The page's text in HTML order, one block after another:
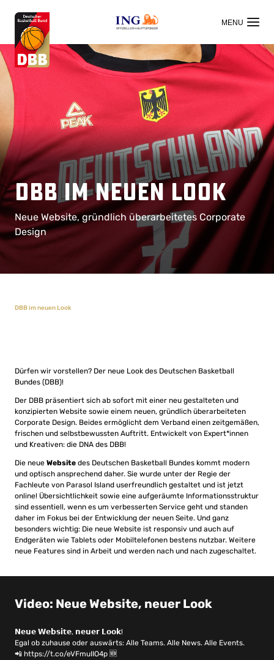
OFFIZIELLER HAUPTSPONSOR
DBB im neuen Look
Neue Website, gründlich überarbeitetes Corporate
Design
DBB im neuen Look
Dürfen wir vorstellen? Der neue Look des Deutschen Basketball
Bundes (DBB)!
Der DBB präsentiert sich ab sofort mit einer neu gestalteten und
konzipierten Website sowie einem neuen, gründlich überarbeiteten
Corporate Design. Beides ermöglicht dem Verband einen zeitgemäßen,
frischen und selbstbewussten Auftritt. Entwickelt von Expert*innen
und Kreativen: die DNA des DBB!
Die neue Website des Deutschen Basketball Bundes kommt modern
und optisch ansprechend daher. Sie wurde unter der Regie der
Fachleute von Parasol Island userfreundlich gestaltet und ist jetzt
online! Übersichtlichkeit sowie eine aufgeräumte Informationsstruktur
sind essentiell, wenn es um verbesserten Service geht und standen
daher im Fokus bei der Entwicklung der neuen Seite. Und ganz
besonders wichtig: Die neue Website ist responsiv und auch auf
Endgeräten wie Tablets oder Mobiltelefonen bestens nutzbar. Weitere
neue Features sind in Arbeit und werden nach und nach zugeschaltet.
Video: Neue Website, neuer Look
𝗡𝗲𝘂𝗲 𝗪𝗲𝗯𝘀𝗶𝘁𝗲, 𝗻𝗲𝘂𝗲𝗿 𝗟𝗼𝗼𝗸!
Egal ob zuhause oder auswärts: Alle Teams. Alle News. Alle Events.
📲 https://t.co/eVFmuIIO4p 🆕